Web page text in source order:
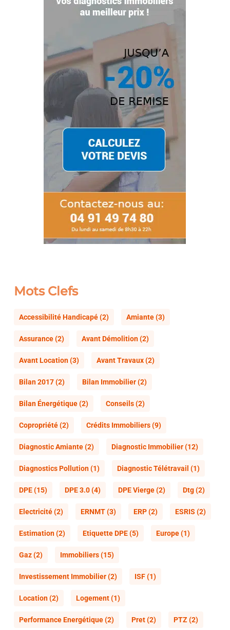
Mots Clefs
Accessibilité Handicapé(2) Amiante(3)
Assurance(2) Avant Démolition(2)
Avant Location(3) Avant Travaux(2)
Bilan 2017(2) Bilan Immobilier(2)
Bilan Énergétique(2) Conseils(2)
Copropriété(2) Crédits Immobiliers(9)
Diagnostic Amiante(2) Diagnostic Immobilier(12)
Diagnostics Pollution(1) Diagnostic Télétravail (1)
DPE(15) DPE 3.0(4) DPE Vierge(2) Dtg(2)
Electricité(2) ERNMT(3) ERP(2) ESRIS (2)
Estimation(2) Etiquette DPE(5) Europe(1)
Gaz(2) Immobiliers(15)
Investissement Immobilier(2) ISF(1)
Location(2) Logement(1)
Performance Energétique(2) Pret(2) PTZ (2)